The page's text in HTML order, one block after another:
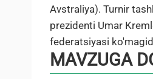
Avstraliya). Turnir
prezidenti Umar
federatsiyasi
MAVZUGA